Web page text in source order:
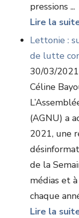
pressions ...
Lire la
Lettonie :
de lutte
30/03/2021
Céline
(AGNU) a
2021, une
de la
médias et
chaque
Lire la